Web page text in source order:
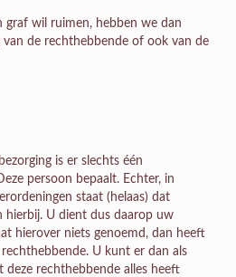
graf wil ruimen, hebben we dan
de rechthebbende of ook van de
is er slechts één
persoon bepaalt. Echter, in
staat (helaas) dat
hierbij. U dient dus daarop uw
hierover niets genoemd, dan heeft
U kunt er dan als
deze rechthebbende alles heeft